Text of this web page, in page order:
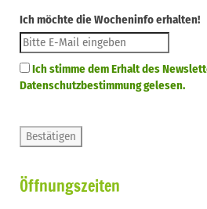
Ich möchte die Wocheninfo erhalten!
Ich stimme dem Erhalt des
Datenschutzbestimmung gelesen.
Öffnungszeiten